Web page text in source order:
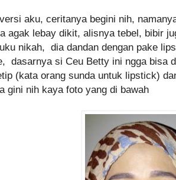
aku, ceritanya begini nih,
agak lebay dikit, alisnya tebel, bibir
nikah, dia dandan dengan pake
dasarnya si Ceu Betty ini ngga bisa
(kata orang sunda untuk lipstick)
gini nih kaya foto yang di bawah